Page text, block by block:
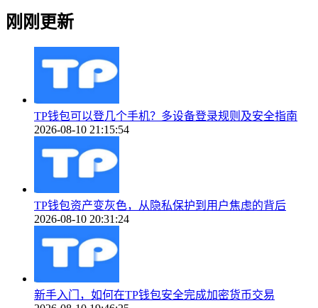
刚刚更新
TP钱包可以登几个手机？多设备登录规则及安全指南
2026-08-10 21:15:54
TP钱包资产变灰色，从隐私保护到用户焦虑的背后
2026-08-10 20:31:24
新手入门，如何在TP钱包安全完成加密货币交易